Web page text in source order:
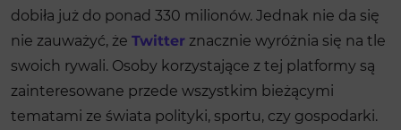
dobiła już do ponad 330 milionów. Jednak nie da się
nie zauważyć, że Twitter znacznie wyróżnia się na tle
swoich rywali. Osoby korzystające z tej platformy są
zainteresowane przede wszystkim bieżącymi
tematami ze świata polityki, sportu, czy gospodarki.